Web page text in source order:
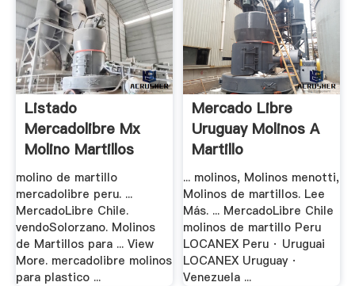
Listado
Mercadolibre Mx
Molino Martillos
Para Chile
molino de martillo
mercadolibre peru. ...
MercadoLibre Chile.
vendoSolorzano. Molinos
de Martillos para ... View
More. mercadolibre molinos
para plastico ...
Mercado Libre
Uruguay Molinos A
Martillo
... molinos, Molinos menotti,
Molinos de martillos. Lee
Más. ... MercadoLibre Chile
molinos de martillo Peru
LOCANEX Peru · Uruguai
LOCANEX Uruguay ·
Venezuela ...